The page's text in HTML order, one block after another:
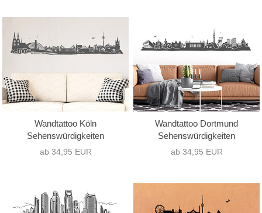
Wandtattoo Köln
Sehenswürdigkeiten
ab 34,95 EUR
Wandtattoo Dortmund
Sehenswürdigkeiten
ab 34,95 EUR